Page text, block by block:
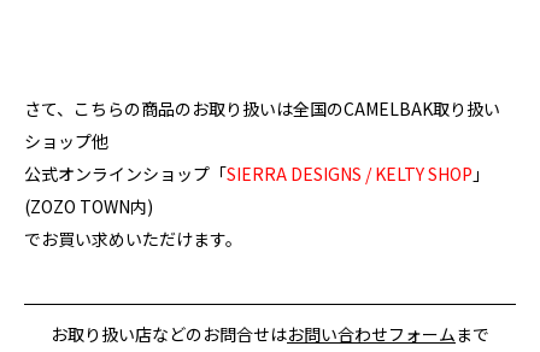
さて、こちらの商品のお取り扱いは全国のCAMELBAK取り扱い
ショップ他
公式オンラインショップ「SIERRA DESIGNS / KELTY SHOP 」
(ZOZO TOWN内)
でお買い求めいただけます。
お取り扱い店などのお問合せはお問い合わせフォームまで